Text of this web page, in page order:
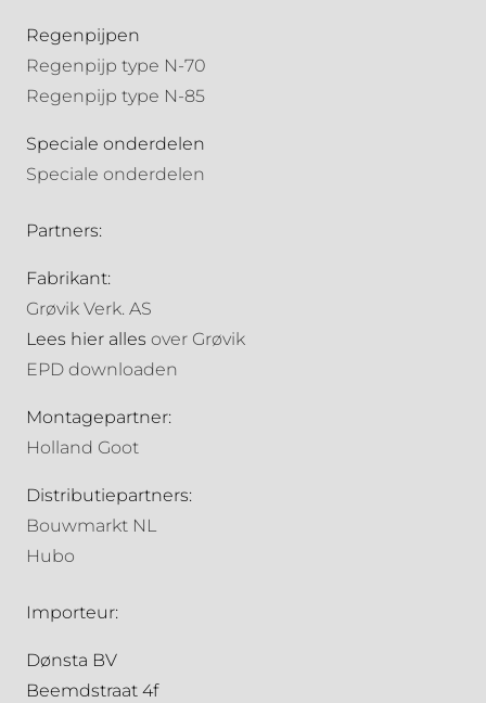
Regenpijpen
Regenpijp type N-70
Regenpijp type N-85
Speciale onderdelen
Speciale onderdelen
Partners:
Fabrikant:
Grøvik Verk. AS
Lees hier alles over Grøvik
EPD downloaden
Montagepartner:
Holland Goot
Distributiepartners:
Bouwmarkt NL
Hubo
Importeur:
Dønsta BV
Beemdstraat 4f